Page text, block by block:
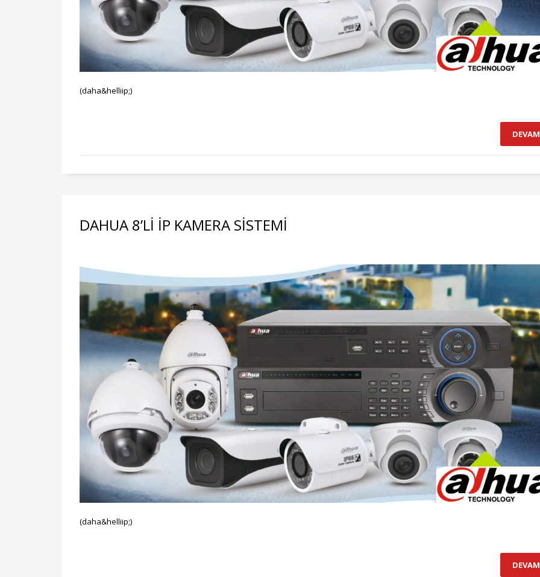
(daha&helliip;)
DAHUA 8’Lİ İP KAMERA SİSTEMİ
(daha&helliip;)